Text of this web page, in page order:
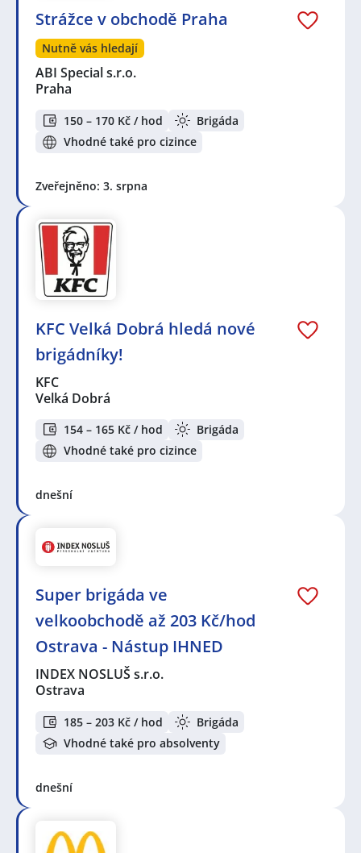
Strážce v obchodě Praha
Nutně vás hledají
ABI Special s.r.o.
Praha
150 – 170 Kč / hod
Brigáda
Vhodné také pro cizince
Zveřejněno: 3. srpna
KFC Velká Dobrá hledá nové
brigádníky!
KFC
Velká Dobrá
154 – 165 Kč / hod
Brigáda
Vhodné také pro cizince
dnešní
Super brigáda ve
velkoobchodě až 203 Kč/hod
Ostrava - Nástup IHNED
INDEX NOSLUŠ s.r.o.
Ostrava
185 – 203 Kč / hod
Brigáda
Vhodné také pro absolventy
dnešní